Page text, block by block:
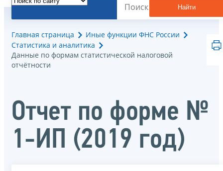
Найти
Главная страница
Иные функции ФНС России
Статистика и аналитика
Данные по формам статистической налоговой
отчётности
Отчет по форме №
1-ИП (2019 год)